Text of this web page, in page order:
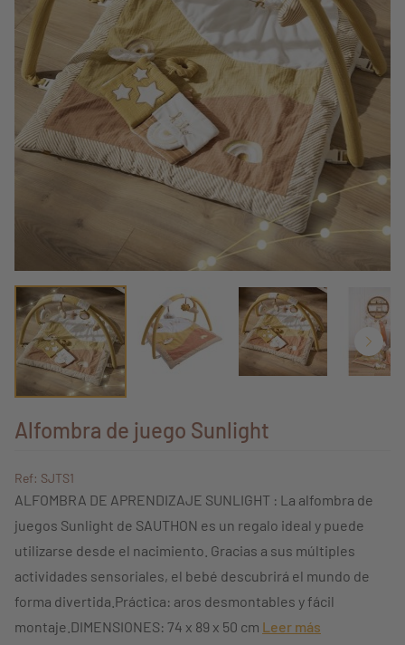
Alfombra de juego Sunlight
Ref: SJTS1
ALFOMBRA DE APRENDIZAJE SUNLIGHT : La alfombra de
juegos Sunlight de SAUTHON es un regalo ideal y puede
utilizarse desde el nacimiento. Gracias a sus múltiples
actividades sensoriales, el bebé descubrirá el mundo de
forma divertida.Práctica: aros desmontables y fácil
montaje.DIMENSIONES: 74 x 89 x 50 cm Leer más